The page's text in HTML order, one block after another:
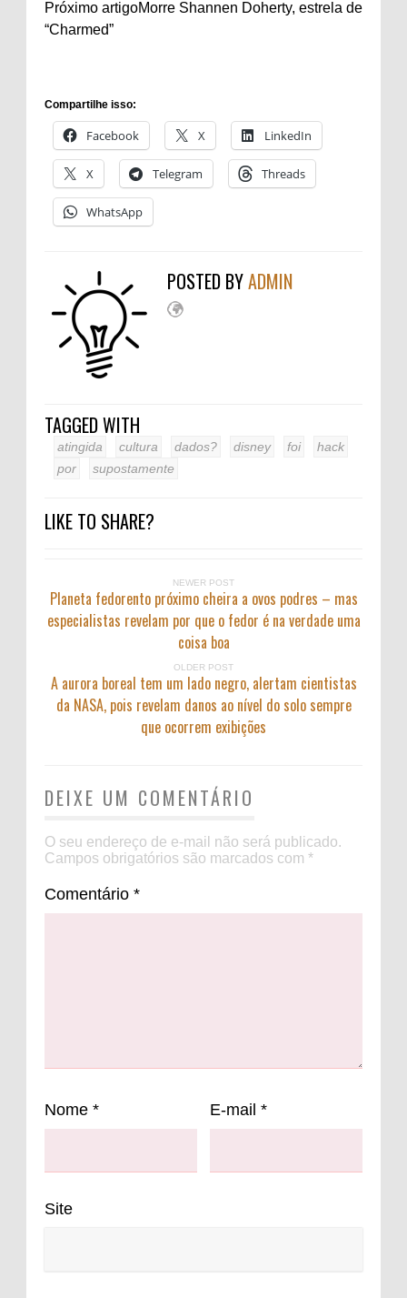
Próximo artigoMorre Shannen Doherty, estrela de
“Charmed”
Compartilhe isso:
Facebook X LinkedIn
X Telegram Threads
WhatsApp
POSTED BYADMIN
TAGGED WITH
atingida cultura dados? disney foi
hack
por
supostamente
LIKE TO SHARE?
NEWER POST
Planeta fedorento próximo cheira a ovos podres – mas
especialistas revelam por que o fedor é na verdade uma
coisa boa
OLDER POST
A aurora boreal tem um lado negro, alertam cientistas
da NASA, pois revelam danos ao nível do solo sempre
que ocorrem exibições
DEIXE UM COMENTÁRIO
O seu endereço de e-mail não será publicado.
Campos obrigatórios são marcados com *
Comentário *
Nome * E-mail *
Site